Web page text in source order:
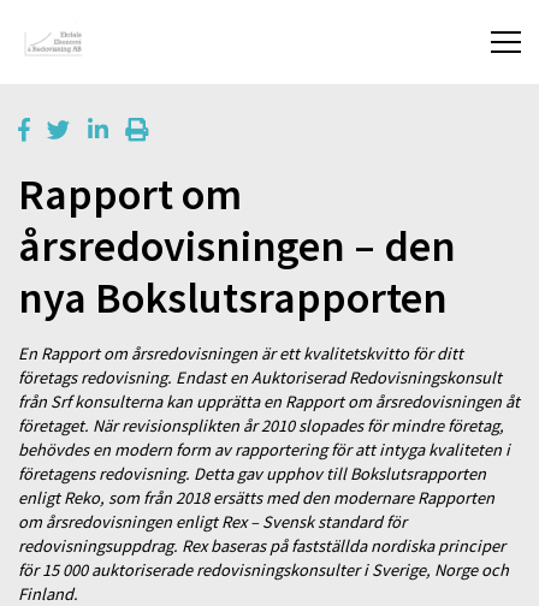
Rapport om
årsredovisningen – den
nya Bokslutsrapporten
En Rapport om årsredovisningen är ett kvalitetskvitto för ditt
företags redovisning. Endast en Auktoriserad Redovisningskonsult
från Srf konsulterna kan upprätta en Rapport om årsredovisningen åt
företaget. När revisionsplikten år 2010 slopades för mindre företag,
behövdes en modern form av rapportering för att intyga kvaliteten i
företagens redovisning. Detta gav upphov till Bokslutsrapporten
enligt Reko, som från 2018 ersätts med den modernare Rapporten
om årsredovisningen enligt Rex – Svensk standard för
redovisningsuppdrag. Rex baseras på fastställda nordiska principer
för 15 000 auktoriserade redovisningskonsulter i Sverige, Norge och
Finland.